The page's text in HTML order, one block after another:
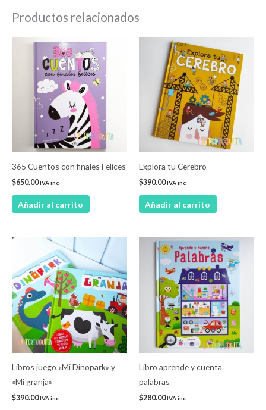
Productos relacionados
365 Cuentos con finales Felices
$650.00IVA inc
Añadir al carrito
Explora tu Cerebro
$390.00IVA inc
Añadir al carrito
Libros juego «Mi Dinopark» y
«Mi granja»
$390.00IVA inc
Este
tiene
múltiples
variantes.
Las
opciones
se
Libro aprende y cuenta
palabras
$280.00IVA inc